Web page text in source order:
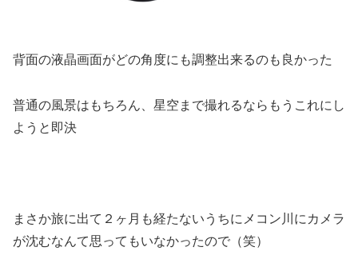
背面の液晶画面がどの角度にも調整出来るのも良かった
普通の風景はもちろん、星空まで撮れるならもうこれにし
ようと即決
まさか旅に出て２ヶ月も経たないうちにメコン川にカメラ
が沈むなんて思ってもいなかったので（笑）